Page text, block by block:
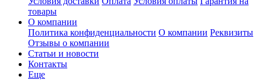
товары
О компании
Политика конфиденциальности О компании Реквизиты
Отзывы о компании
Статьи и новости
Контакты
Еще